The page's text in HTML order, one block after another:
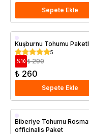
Sepete Ekle
Kuşburnu Tohumu
5
%10 ₺ 290
₺ 260
Sepete Ekle
Biberiye Tohumu
officinalis Paket